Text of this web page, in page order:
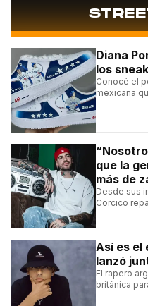
Diana
los
Conocé el
mexicana
que la
más de
Desde sus
Corcico
Así es el
lanzó
El rapero
británica